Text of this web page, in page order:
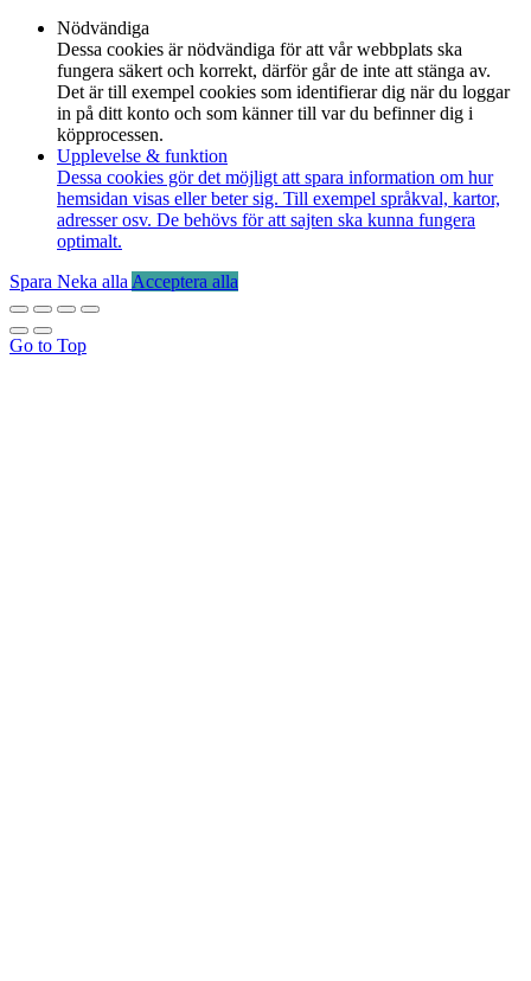
Nödvändiga
Dessa cookies är nödvändiga för att vår webbplats ska
fungera säkert och korrekt, därför går de inte att stänga av.
Det är till exempel cookies som identifierar dig när du loggar
in på ditt konto och som känner till var du befinner dig i
köpprocessen.
Upplevelse & funktion
Dessa cookies gör det möjligt att spara information om hur
hemsidan visas eller beter sig. Till exempel språkval, kartor,
adresser osv. De behövs för att sajten ska kunna fungera
optimalt.
Spara Neka alla Acceptera alla
Go to Top